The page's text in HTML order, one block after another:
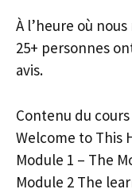
À l’heure où
25+ personnes
avis.
Contenu du cours
Welcome to This
Module 1 – The
Module 2 The